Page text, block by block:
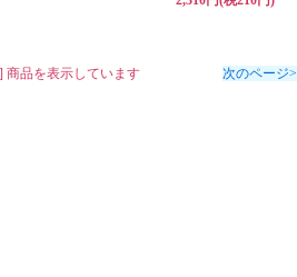
商品を表示しています 次のページ>